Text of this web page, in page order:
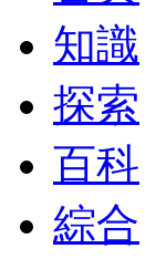
知識
探索
百科
綜合